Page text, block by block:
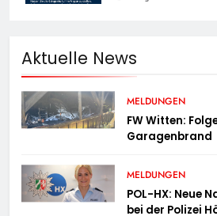
Aktuelle News
MELDUNGEN
FW Witten:
Garagenbrand
MELDUNGEN
POL-HX: Neue
bei der Polizei